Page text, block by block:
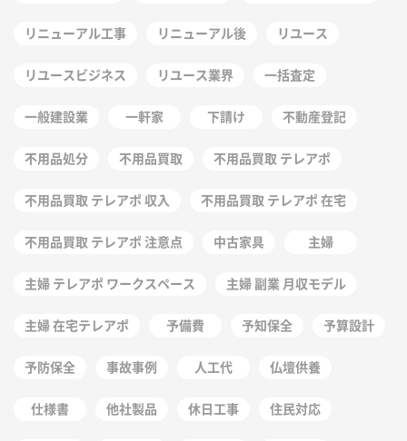
リニューアル工事 リニューアル後 リユース
リユースビジネス リユース業界 一括査定
一般建設業 一軒家 下請け 不動産登記
不用品処分 不用品買取 不用品買取 テレアポ
不用品買取 テレアポ 収入 不用品買取 テレアポ 在宅
不用品買取 テレアポ 注意点 中古家具 主婦
主婦 テレアポ ワークスペース 主婦 副業 月収モデル
主婦 在宅テレアポ 予備費 予知保全 予算設計
予防保全 事故事例 人工代 仏壇供養
仕様書 他社製品 休日工事 住民対応